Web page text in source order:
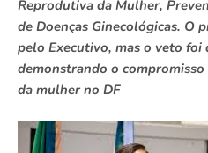
Reprodutiva da Mulher,
de Doenças Ginecológicas. O
pelo Executivo, mas o veto
demonstrando o
da mulher no DF